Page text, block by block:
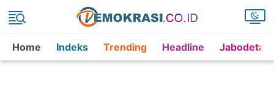
Home Indeks Trending Headline